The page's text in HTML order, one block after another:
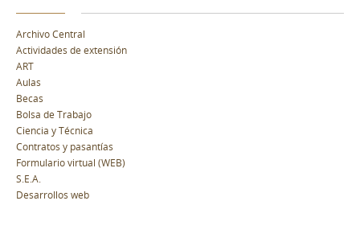
Archivo Central
Actividades de extensión
ART
Aulas
Becas
Bolsa de Trabajo
Ciencia y Técnica
Contratos y pasantías
Formulario virtual (WEB)
S.E.A.
Desarrollos web